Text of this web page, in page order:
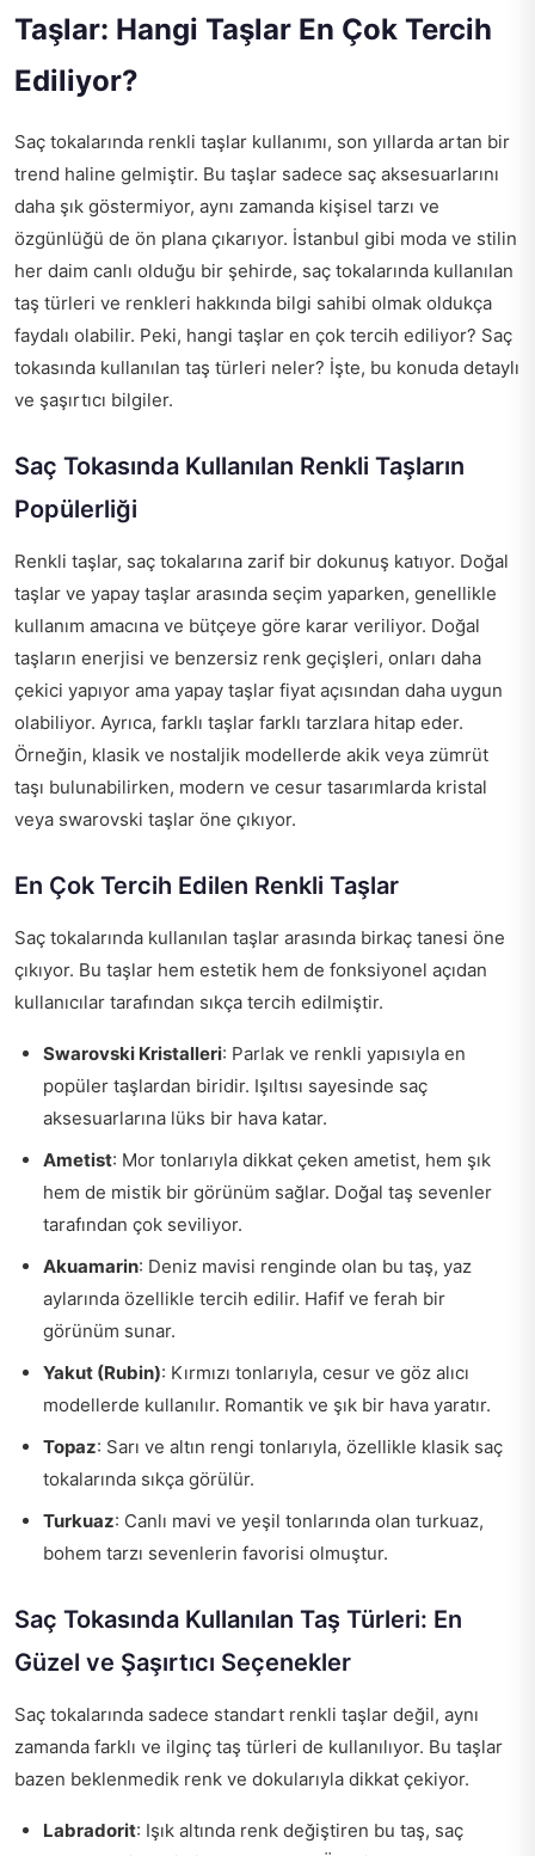
Taşlar: Hangi Taşlar En Çok Tercih
Ediliyor?
Saç tokalarında renkli taşlar kullanımı, son yıllarda artan bir
trend haline gelmiştir. Bu taşlar sadece saç aksesuarlarını
daha şık göstermiyor, aynı zamanda kişisel tarzı ve
özgünlüğü de ön plana çıkarıyor. İstanbul gibi moda ve stilin
her daim canlı olduğu bir şehirde, saç tokalarında kullanılan
taş türleri ve renkleri hakkında bilgi sahibi olmak oldukça
faydalı olabilir. Peki, hangi taşlar en çok tercih ediliyor? Saç
tokasında kullanılan taş türleri neler? İşte, bu konuda detaylı
ve şaşırtıcı bilgiler.
Saç Tokasında Kullanılan Renkli Taşların
Popülerliği
Renkli taşlar, saç tokalarına zarif bir dokunuş katıyor. Doğal
taşlar ve yapay taşlar arasında seçim yaparken, genellikle
kullanım amacına ve bütçeye göre karar veriliyor. Doğal
taşların enerjisi ve benzersiz renk geçişleri, onları daha
çekici yapıyor ama yapay taşlar fiyat açısından daha uygun
olabiliyor. Ayrıca, farklı taşlar farklı tarzlara hitap eder.
Örneğin, klasik ve nostaljik modellerde akik veya zümrüt
taşı bulunabilirken, modern ve cesur tasarımlarda kristal
veya swarovski taşlar öne çıkıyor.
En Çok Tercih Edilen Renkli Taşlar
Saç tokalarında kullanılan taşlar arasında birkaç tanesi öne
çıkıyor. Bu taşlar hem estetik hem de fonksiyonel açıdan
kullanıcılar tarafından sıkça tercih edilmiştir.
Swarovski Kristalleri: Parlak ve renkli yapısıyla en
popüler taşlardan biridir. Işıltısı sayesinde saç
aksesuarlarına lüks bir hava katar.
Ametist: Mor tonlarıyla dikkat çeken ametist, hem şık
hem de mistik bir görünüm sağlar. Doğal taş sevenler
tarafından çok seviliyor.
Akuamarin: Deniz mavisi renginde olan bu taş, yaz
aylarında özellikle tercih edilir. Hafif ve ferah bir
görünüm sunar.
Yakut (Rubin): Kırmızı tonlarıyla, cesur ve göz alıcı
modellerde kullanılır. Romantik ve şık bir hava yaratır.
Topaz: Sarı ve altın rengi tonlarıyla, özellikle klasik saç
tokalarında sıkça görülür.
Turkuaz: Canlı mavi ve yeşil tonlarında olan turkuaz,
bohem tarzı sevenlerin favorisi olmuştur.
Saç Tokasında Kullanılan Taş Türleri: En
Güzel ve Şaşırtıcı Seçenekler
Saç tokalarında sadece standart renkli taşlar değil, aynı
zamanda farklı ve ilginç taş türleri de kullanılıyor. Bu taşlar
bazen beklenmedik renk ve dokularıyla dikkat çekiyor.
Labradorit: Işık altında renk değiştiren bu taş, saç